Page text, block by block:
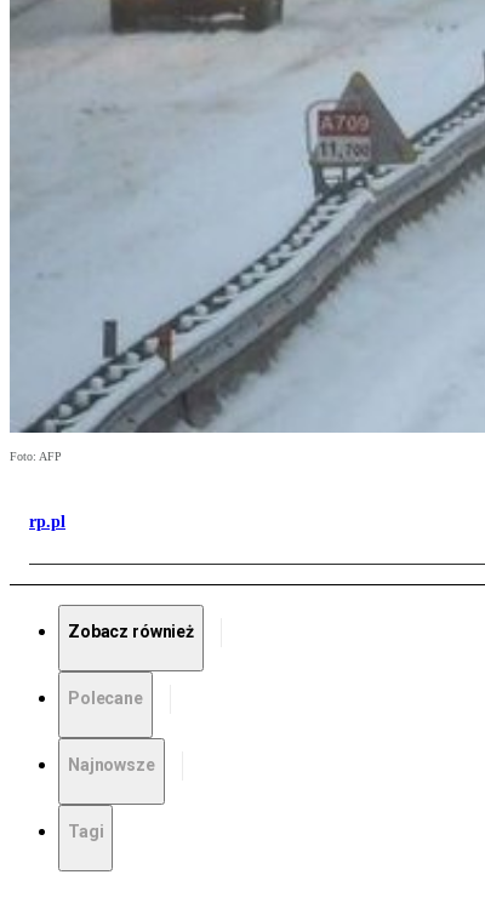
Foto: AFP
rp.pl
Zobacz również
Polecane
Najnowsze
Tagi